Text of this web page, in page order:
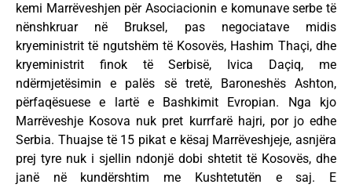
kemi Marrëveshjen për Asociacionin e komunave serbe të
nënshkruar në Bruksel, pas negociatave midis
kryeministrit të ngutshëm të Kosovës, Hashim Thaçi, dhe
kryeministrit finok të Serbisë, Ivica Daçiq, me
ndërmjetësimin e palës së tretë, Baroneshës Ashton,
përfaqësuese e lartë e Bashkimit Evropian. Nga kjo
Marrëveshje Kosova nuk pret kurrfarë hajri, por jo edhe
Serbia. Thuajse të 15 pikat e kësaj Marrëveshjeje, asnjëra
prej tyre nuk i sjellin ndonjë dobi shtetit të Kosovës, dhe
janë në kundërshtim me Kushtetutën e saj. E